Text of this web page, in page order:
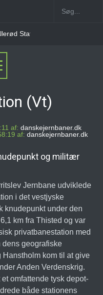
Station
(Vt)
af: danskejernbaner.dk
af: danskejernbaner.dk
og militær
Jernbane udviklede
i det vestjyske
knudepunkt under den
km fra Thisted og var
privatbanestation med
geografiske
kom til at give
Anden Verdenskrig.
omfattende tysk depot-
både stationens